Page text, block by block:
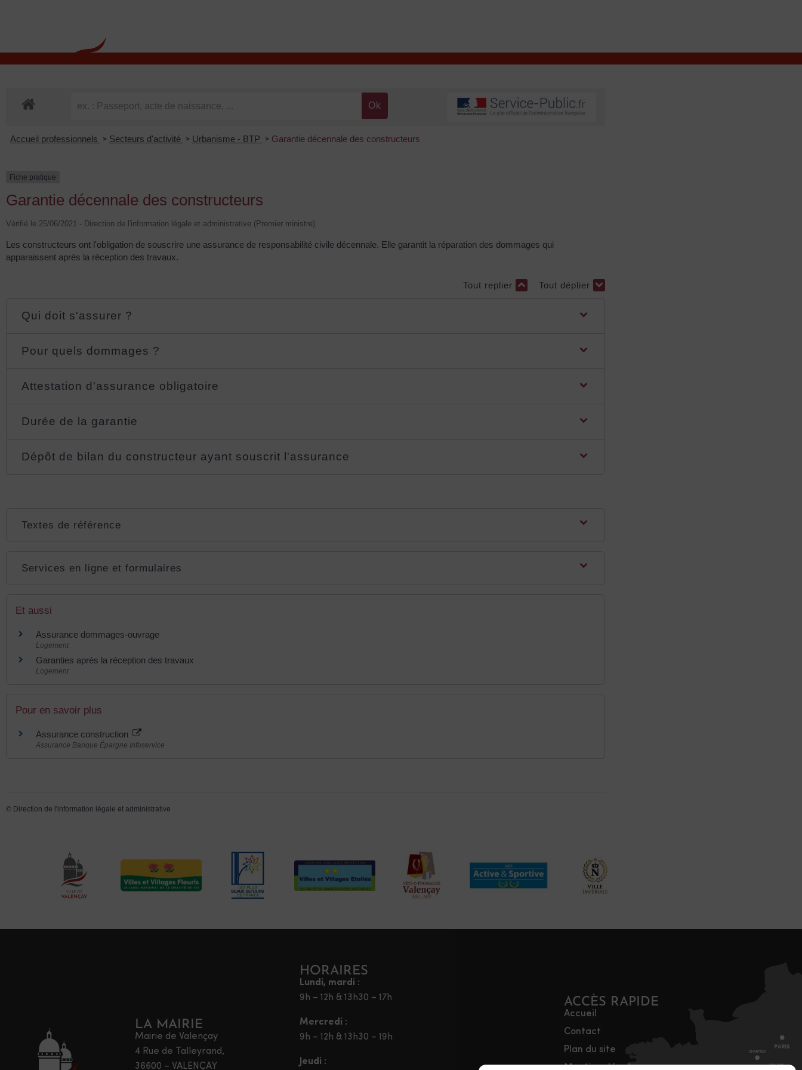
Accueil professionnels > Secteurs d'activité > Urbanisme - BTP > Garantie décennale des constructeurs
Fiche pratique
Garantie décennale des constructeurs
Vérifié le 25/06/2021 - Direction de l'information légale et administrative (Premier ministre)
Les constructeurs ont l'obligation de souscrire une assurance de responsabilité civile décennale. Elle garantit la réparation des dommages qui
apparaissent après la réception des travaux.
Tout replier Tout déplier
Qui doit s'assurer ?
Pour quels dommages ?
Attestation d'assurance obligatoire
Durée de la garantie
Dépôt de bilan du constructeur ayant souscrit l'assurance
Textes de référence
Services en ligne et formulaires
Et aussi
Assurance dommages-ouvrage
Logement
Garanties après la réception des travaux
Logement
Pour en savoir plus
Assurance construction
Assurance Banque Épargne Infoservice
© Direction de l'information légale et administrative
LA MAIRIE
Mairie de Valençay
4 Rue de Talleyrand,
36600 – VALENÇAY
HORAIRES
Lundi, mardi :
9h – 12h & 13h30 – 17h
Mercredi :
9h – 12h & 13h30 – 19h
Jeudi :
ACCÈS RAPIDE
Accueil
Contact
Plan du site
Mentions légales